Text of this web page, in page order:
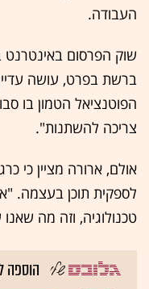
העבודה.
שוק הפרסום באינטרנט
ברשת בפרט, עושה
הפוטנציאל הטמון בו
צריכה להשתנות".
אולם, ארורה מציין כי
לספקית תוכן בעצמה.
טכנולוגיה, וזה מה
הוספה